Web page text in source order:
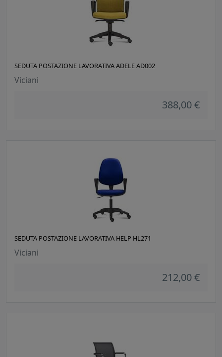
SEDUTA POSTAZIONE LAVORATIVA ADELE AD002
Viciani
388,00 €
SEDUTA POSTAZIONE LAVORATIVA HELP HL271
Viciani
212,00 €